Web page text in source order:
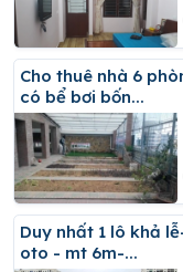
Cho thuê nhà 6 phòng ngủ khép kín, có cầu thang máy,
có bể bơi bốn...
Duy nhất 1 lô khả lễ- sát khu đô thị -cạnh chợ- đường
oto - mt 6m-...